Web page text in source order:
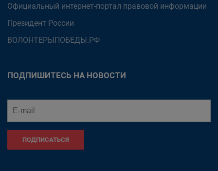
Официальный интернет-портал правовой информации
Президент России
ВОЛОНТЕРЫПОБЕДЫ.РФ
ПОДПИШИТЕСЬ НА НОВОСТИ
ПОДПИСАТЬСЯ